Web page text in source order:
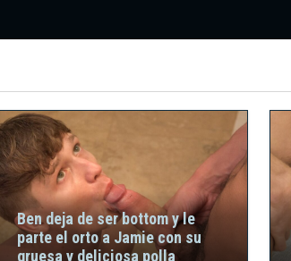
Ben deja de ser bottom y le
parte el orto a Jamie con su
gruesa y deliciosa polla